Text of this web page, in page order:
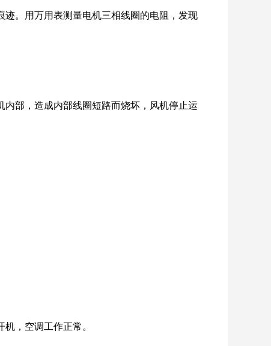
。用万用表测量电机三相线圈的电阻，发现
部，造成内部线圈短路而烧坏，风机停止运
，空调工作正常。